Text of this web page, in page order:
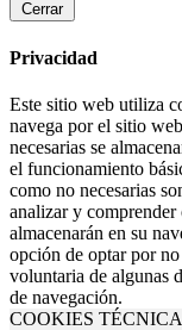
Cerrar
Privacidad
Este sitio web utiliza
navega por el sitio
necesarias se
el funcionamiento
como no necesarias
analizar y
almacenarán en su
opción de optar por
voluntaria de algunas
de navegación.
COOKIES